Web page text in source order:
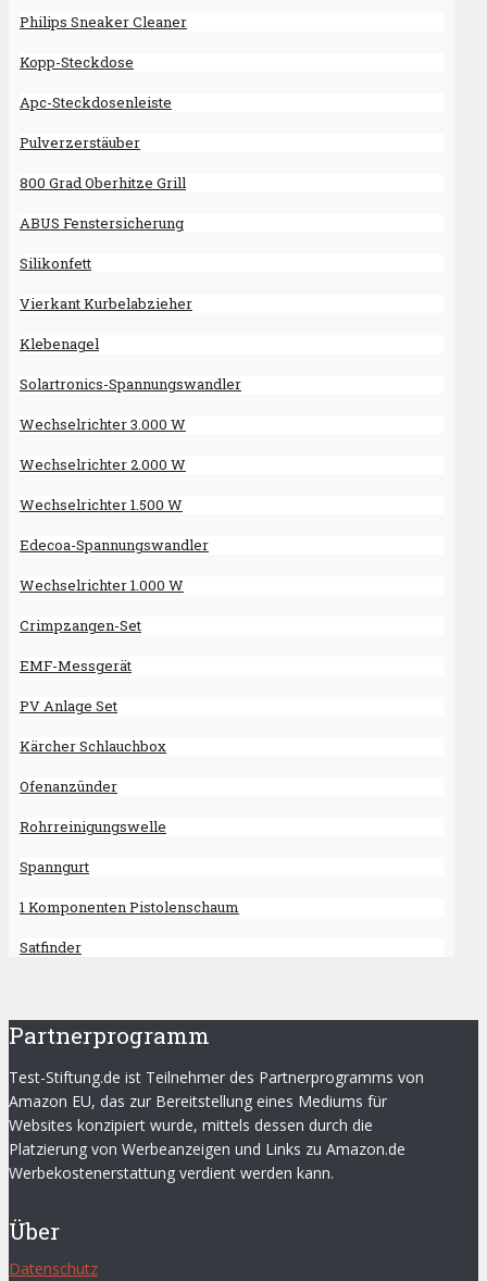
Philips Sneaker Cleaner
Kopp-Steckdose
Apc-Steckdosenleiste
Pulverzerstäuber
800 Grad Oberhitze Grill
ABUS Fenstersicherung
Silikonfett
Vierkant Kurbelabzieher
Klebenagel
Solartronics-Spannungswandler
Wechselrichter 3.000 W
Wechselrichter 2.000 W
Wechselrichter 1.500 W
Edecoa-Spannungswandler
Wechselrichter 1.000 W
Crimpzangen-Set
EMF-Messgerät
PV Anlage Set
Kärcher Schlauchbox
Ofenanzünder
Rohrreinigungswelle
Spanngurt
1 Komponenten Pistolenschaum
Satfinder
Partnerprogramm
Test-Stiftung.de ist Teilnehmer des Partnerprogramms von
Amazon EU, das zur Bereitstellung eines Mediums für
Websites konzipiert wurde, mittels dessen durch die
Platzierung von Werbeanzeigen und Links zu Amazon.de
Werbekostenerstattung verdient werden kann.
Über
Datenschutz